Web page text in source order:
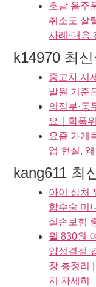
호남 음주
취소도 살
사례·대응
k14970 최
중고차 시
발원 기준
의정부·동
요｜학폭
요즘 가게
업 현실,
kang611 최
아이 상처
합수술 미
실손보험
월 830원
양성결절·
장 총정리
지 자세히